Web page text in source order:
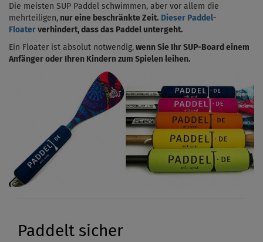
Die meisten SUP Paddel schwimmen, aber vor allem die
mehrteiligen, nur eine beschränkte Zeit. Dieser Paddel-
Floater verhindert, dass das Paddel untergeht.
Ein Floater ist absolut notwendig, wenn Sie Ihr SUP-Board einem
Anfänger oder Ihren Kindern zum Spielen leihen.
Paddelt sicher